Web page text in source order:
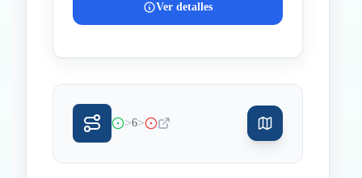
Ver detalles
>6>